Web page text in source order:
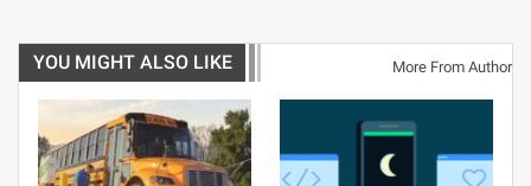
YOU MIGHT ALSO LIKE More From Author